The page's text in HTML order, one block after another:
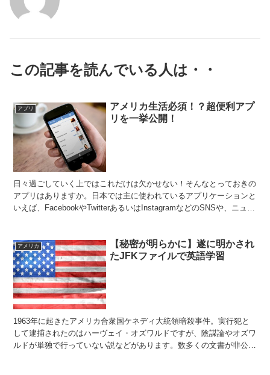
この記事を読んでいる人は・・
アプリ
アメリカ生活必須！？超便利アプ
リを一挙公開！
日々過ごしていく上ではこれだけは欠かせない！そんなとっておきの
アプリはありますか。日本では主に使われているアプリケーションと
いえば、FacebookやTwitterあるいはInstagramなどのSNSや、ニュー
アメリカ
【秘密が明らかに】遂に明かされ
たJFKファイルで英語学習
1963年に起きたアメリカ合衆国ケネディ大統領暗殺事件。実行犯と
して逮捕されたのはハーヴェイ・オズワルドですが、陰謀論やオズワ
ルドが単独で行っていない説などがあります。数多くの文書が非公開